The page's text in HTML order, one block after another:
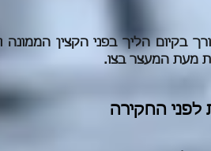
בקיום הליך בפני הקצין
לפני החקירה